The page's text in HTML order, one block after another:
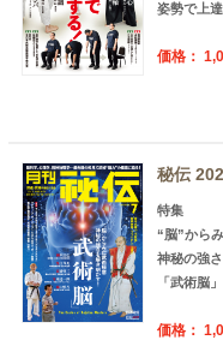
姿勢で上達
価格：
秘伝
特集
“脳”から
神秘の強
「武術脳」
価格：